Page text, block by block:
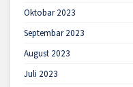
Oktobar 2023
Septembar 2023
August 2023
Juli 2023